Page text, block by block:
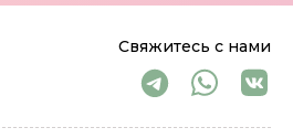
Свяжитесь с нами